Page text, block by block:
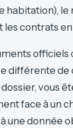
habitation),
les contrats
différente de
vous
face à un
une donnée